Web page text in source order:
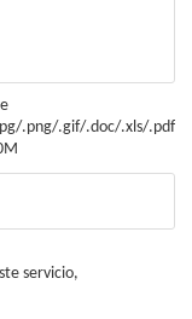
.png/.gif/.doc/.xls/.pdf,
servicio,